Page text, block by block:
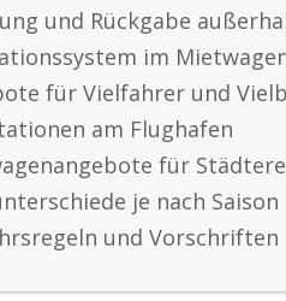
und Rückgabe
im
für Vielfahrer und
am Flughafen
für
je nach Saison
und Vorschriften